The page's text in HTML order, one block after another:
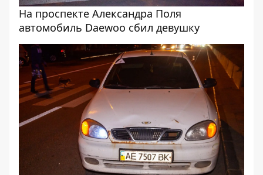
На проспекте Александра Поля
автомобиль Daewoo сбил девушку